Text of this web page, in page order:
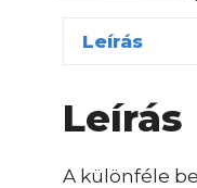
Leírás
Leírás
A különféle